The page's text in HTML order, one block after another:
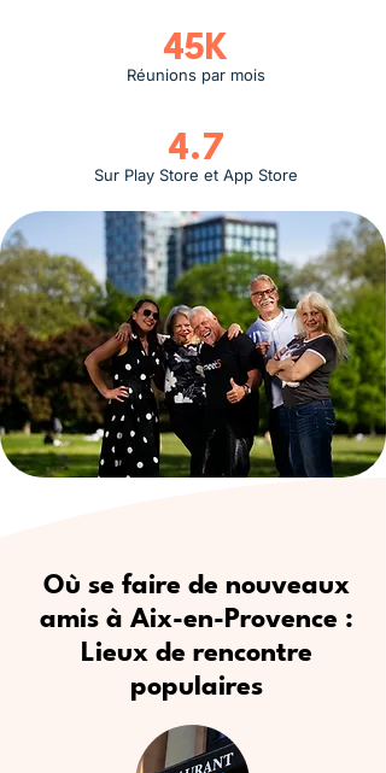
45K
Réunions par mois
4.7
Sur Play Store et App Store
Où se faire de nouveaux
amis à Aix-en-Provence :
Lieux de rencontre
populaires